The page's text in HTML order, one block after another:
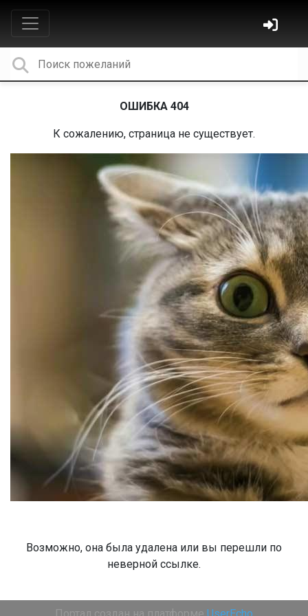
ОШИБКА 404
К сожалению, страница не существует.
Возможно, она была удалена или вы перешли по
неверной ссылке.